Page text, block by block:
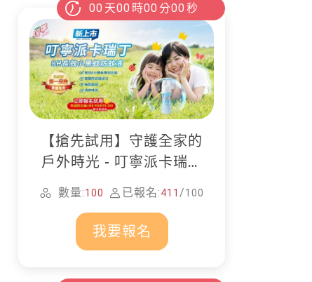
00 天00 時00 分00 秒
【搶先試用】守護全家的
戶外時光 - 叮寧派卡瑞丁
防蚊液
數量:100 已報名:411 /100
我要報名